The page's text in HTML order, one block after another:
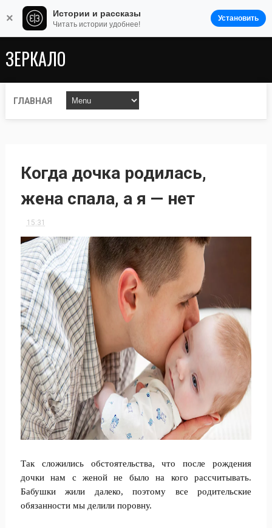
ЗЕРКАЛО
ГЛАВНАЯ
Когда дочка родилась,
жена спала, а я — нет
15:31
Так сложились обстоятельства, что после рождения
дочки нам с женой не было на кого рассчитывать.
Бабушки жили далеко, поэтому все родительские
обязанности мы делили поровну.
× Истории и рассказы
Читать истории удобнее!
Установить